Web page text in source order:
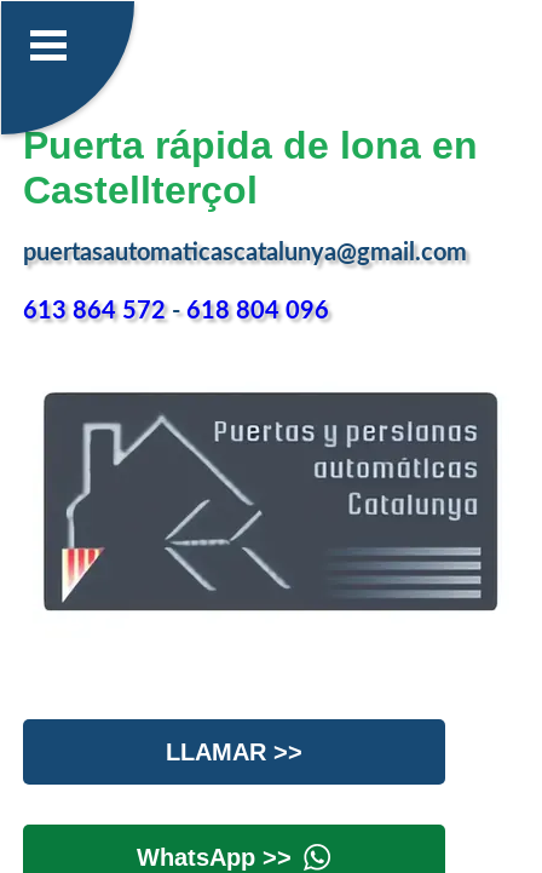
Puerta rápida de lona en
Castellterçol
puertasautomaticascatalunya@gmail.com
613 864 572-618 804 096
LLAMAR >>
WhatsApp >>